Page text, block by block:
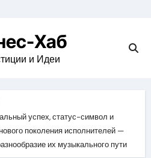
Хаб
и Идеи
успех, статус-символ и
поколения исполнителей —
их музыкального пути